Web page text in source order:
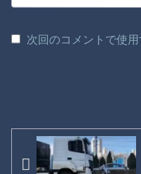
次回のコメントで使